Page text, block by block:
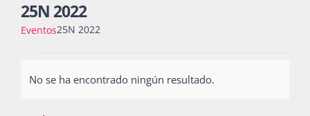
25N 2022
Eventos25N 2022
No se ha encontrado ningún resultado.